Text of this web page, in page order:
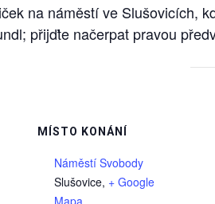
na náměstí ve Slušovicích,
přijďte načerpat pravou
MÍSTO KONÁNÍ
Náměstí Svobody
Slušovice, + Google
Mapa